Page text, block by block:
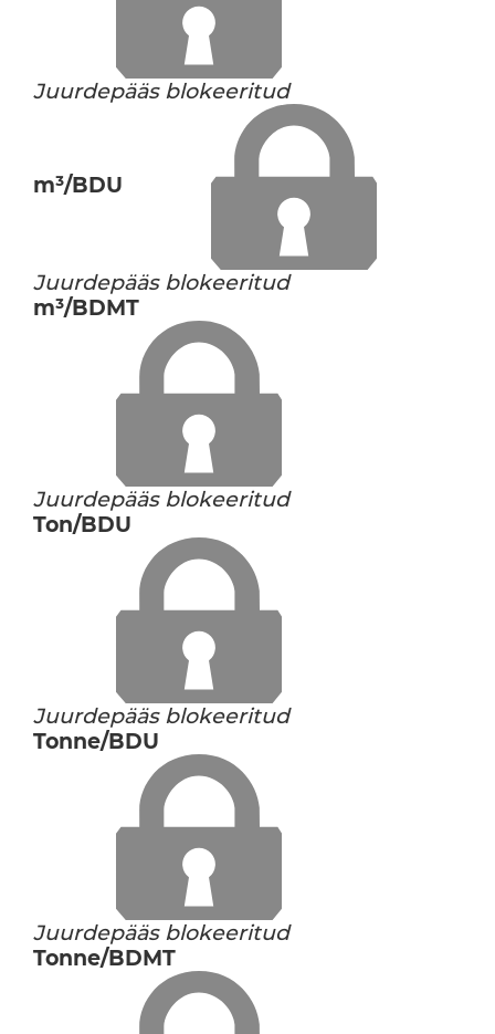
Juurdepääs blokeeritud
m³/BDU
Juurdepääs blokeeritud
m³/BDMT
Juurdepääs blokeeritud
Ton/BDU
Juurdepääs blokeeritud
Tonne/BDU
Juurdepääs blokeeritud
Tonne/BDMT